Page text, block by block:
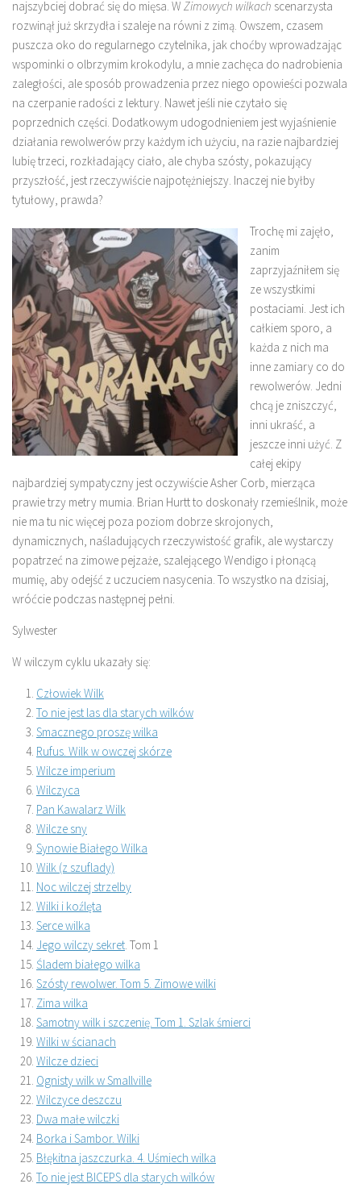
najszybciej dobrać się do mięsa. W Zimowych wilkach scenarzysta
rozwinął już skrzydła i szaleje na równi z zimą. Owszem, czasem
puszcza oko do regularnego czytelnika, jak choćby wprowadzając
wspominki o olbrzymim krokodylu, a mnie zachęca do nadrobienia
zaległości, ale sposób prowadzenia przez niego opowieści pozwala
na czerpanie radości z lektury. Nawet jeśli nie czytało się
poprzednich części. Dodatkowym udogodnieniem jest wyjaśnienie
działania rewolwerów przy każdym ich użyciu, na razie najbardziej
lubię trzeci, rozkładający ciało, ale chyba szósty, pokazujący
przyszłość, jest rzeczywiście najpotężniejszy. Inaczej nie byłby
tytułowy, prawda?
Trochę mi zajęło,
zanim
zaprzyjaźniłem się
ze wszystkimi
postaciami. Jest ich
całkiem sporo, a
każda z nich ma
inne zamiary co do
rewolwerów. Jedni
chcą je zniszczyć,
inni ukraść, a
jeszcze inni użyć. Z
całej ekipy
najbardziej sympatyczny jest oczywiście Asher Corb, mierząca
prawie trzy metry mumia. Brian Hurtt to doskonały rzemieślnik, może
nie ma tu nic więcej poza poziom dobrze skrojonych,
dynamicznych, naśladujących rzeczywistość grafik, ale wystarczy
popatrzeć na zimowe pejzaże, szalejącego Wendigo i płonącą
mumię, aby odejść z uczuciem nasycenia. To wszystko na dzisiaj,
wróćcie podczas następnej pełni.
Sylwester
W wilczym cyklu ukazały się:
Człowiek Wilk
To nie jest las dla starych wilków
Smacznego proszę wilka
Rufus. Wilk w owczej skórze
Wilcze imperium
Wilczyca
Pan Kawalarz Wilk
Wilcze sny
Synowie Białego Wilka
Wilk (z szuflady)
Noc wilczej strzelby
Wilki i koźlęta
Serce wilka
Jego wilczy sekret. Tom 1
Śladem białego wilka
Szósty rewolwer. Tom 5. Zimowe wilki
Zima wilka
Samotny wilk i szczenię. Tom 1. Szlak śmierci
Wilki w ścianach
Wilcze dzieci
Ognisty wilk w Smallville
Wilczyce deszczu
Dwa małe wilczki
Borka i Sambor. Wilki
Błękitna jaszczurka. 4. Uśmiech wilka
To nie jest BICEPS dla starych wilków